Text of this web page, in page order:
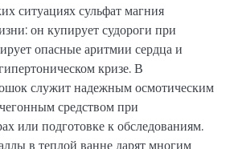
ситуациях сульфат магния
он купирует судороги при
опасные аритмии сердца и
кризе. В
служит надежным осмотическим
средством при
или подготовке к обследованиям.